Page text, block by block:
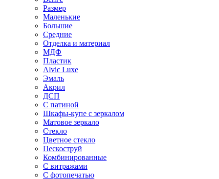
Размер
Маленькие
Большие
Средние
Отделка и материал
МДФ
Пластик
Alvic Luxe
Эмаль
Акрил
ДСП
С патиной
Шкафы-купе с зеркалом
Матовое зеркало
Стекло
Цветное стекло
Пескоструй
Комбинированные
С витражами
С фотопечатью